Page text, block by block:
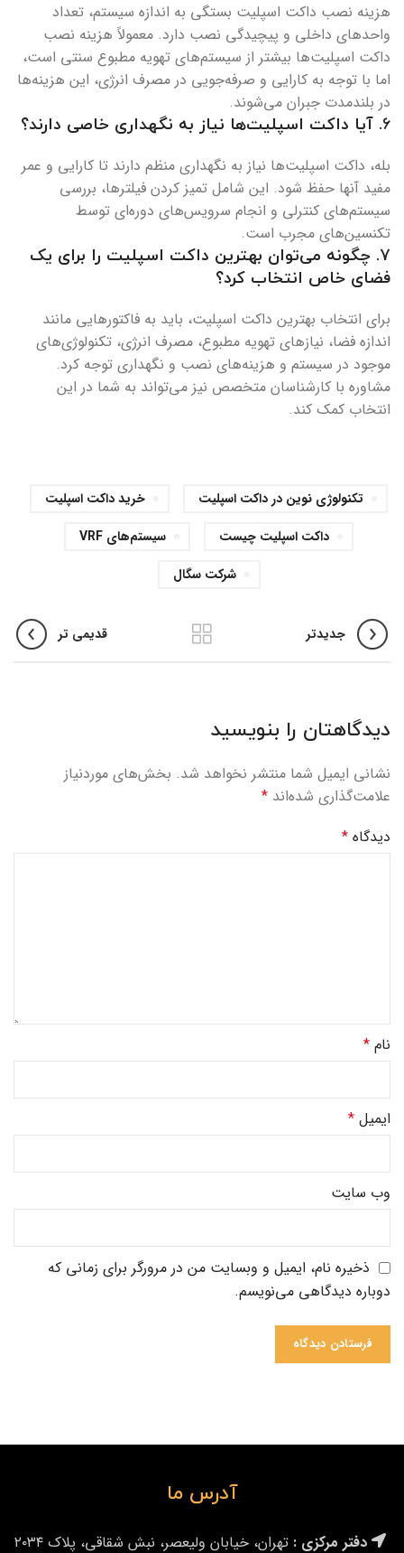
هزینه نصب داکت اسپلیت بستگی به اندازه سیستم، تعداد
واحدهای داخلی و پیچیدگی نصب دارد. معمولاً هزینه نصب
داکت اسپلیت‌ها بیشتر از سیستم‌های تهویه مطبوع سنتی است،
اما با توجه به کارایی و صرفه‌جویی در مصرف انرژی، این هزینه‌ها
در بلندمدت جبران می‌شوند.
6. آیا داکت اسپلیت‌ها نیاز به نگهداری خاصی دارند؟
بله، داکت اسپلیت‌ها نیاز به نگهداری منظم دارند تا کارایی و عمر
مفید آنها حفظ شود. این شامل تمیز کردن فیلترها، بررسی
سیستم‌های کنترلی و انجام سرویس‌های دوره‌ای توسط
تکنسین‌های مجرب است.
7. چگونه می‌توان بهترین داکت اسپلیت را برای یک
فضای خاص انتخاب کرد؟
برای انتخاب بهترین داکت اسپلیت، باید به فاکتورهایی مانند
اندازه فضا، نیازهای تهویه مطبوع، مصرف انرژی، تکنولوژی‌های
موجود در سیستم و هزینه‌های نصب و نگهداری توجه کرد.
مشاوره با کارشناسان متخصص نیز می‌تواند به شما در این
انتخاب کمک کند.
تکنولوژی‌ نوین در داکت اسپلیت‌
خريد داکت اسپليت
داکت اسپلیت چیست
سیستم‌های VRF
شرکت سگال
جدیدتر قدیمی تر
دیدگاهتان را بنویسید
نشانی ایمیل شما منتشر نخواهد شد. بخش‌های موردنیاز
علامت‌گذاری شده‌اند *
دیدگاه *
نام *
ایمیل *
وب‌ سایت
ذخیره نام، ایمیل و وبسایت من در مرورگر برای زمانی که
دوباره دیدگاهی می‌نویسم.
آدرس ما
دفتر مرکزی : تهران، خیابان ولیعصر، نبش شقاقی، پلاک ۲۰۳۴